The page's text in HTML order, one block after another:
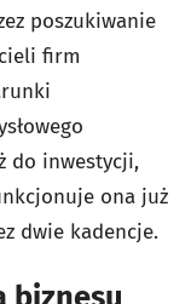
poszukiwanie
firm
do inwestycji,
ona już
dwie kadencje.